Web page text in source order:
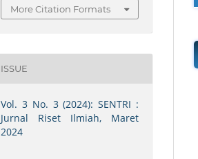
More Citation Formats
ISSUE
Vol. 3 No. 3 (2024): SENTRI :
Jurnal Riset Ilmiah, Maret
2024